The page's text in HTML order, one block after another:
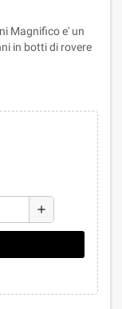
Magnifico e' un
in botti di rovere
add